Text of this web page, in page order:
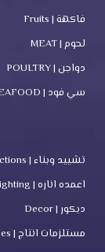
فاكهة | Fruits
لحوم | MEAT
دواجن | POULTRY
سي فود | SEAFOOD
تشييد وبناء | Constructions
اعمده اناره | Lighting
ديكور | Decor
مستلزمات انتاج | Industries